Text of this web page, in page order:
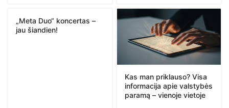
„Meta Duo“ koncertas –
jau šiandien!
Kas man priklauso? Visa
informacija apie valstybės
paramą – vienoje vietoje